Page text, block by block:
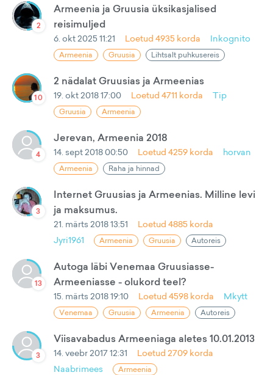
2
Armeenia ja Gruusia üksikasjalised
reisimuljed
6. okt 2025 11:21 Loetud 4935 korda Inkognito
Armeenia Gruusia Lihtsalt puhkusereis
10
2 nädalat Gruusias ja Armeenias
19. okt 2018 17:00 Loetud 4711 korda Tip
Gruusia Armeenia
4
Jerevan, Armeenia 2018
14. sept 2018 00:50 Loetud 4259 korda horvan
Armeenia Raha ja hinnad
3
Internet Gruusias ja Armeenias. Milline levi
ja maksumus.
21. märts 2018 13:51 Loetud 4885 korda
Jyri1961
Armeenia Gruusia Autoreis
13
Autoga läbi Venemaa Gruusiasse-
Armeeniasse - olukord teel?
15. märts 2018 19:10 Loetud 4598 korda Mkytt
Venemaa Gruusia Armeenia Autoreis
3
Viisavabadus Armeeniaga aletes 10.01.2013
14. veebr 2017 12:31 Loetud 2709 korda
Naabrimees
Armeenia